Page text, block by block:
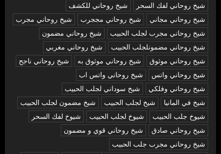
شيخ روحاني لفك السحر
شيخ روحاني للكشف
شيخ روحاني مجاني
شيخ روحاني مججرب
شيخ روحاني مجرب
شيخ روحاني مجرب لجلب الحبيب
شيخ روحاني مضمون
شيخ روحاني مضمونلجلب الحبيب
شيخ روحاني مغربي
شيخ روحاني موثوق
شيخ روحاني موثوق به
شيخ روحاني ناجح
شيخ روحاني واتس
شيخ روحاني واتس اب
شيخ روحاني وفلكي
شيخ سوداني لجلب الحبيب
شيخ في المانيا
شيخ لجلب الحبيب
شيخ مضمون لجلب الحبيب
شيوخ جلب الحبيب
شيوخ لجلب الحبيب
شيوخ لفك السحر
شیخ روحاني صادق
شیخ روحاني قوي و مضمون
شیخ روحاني مجرب جلب الحبيب